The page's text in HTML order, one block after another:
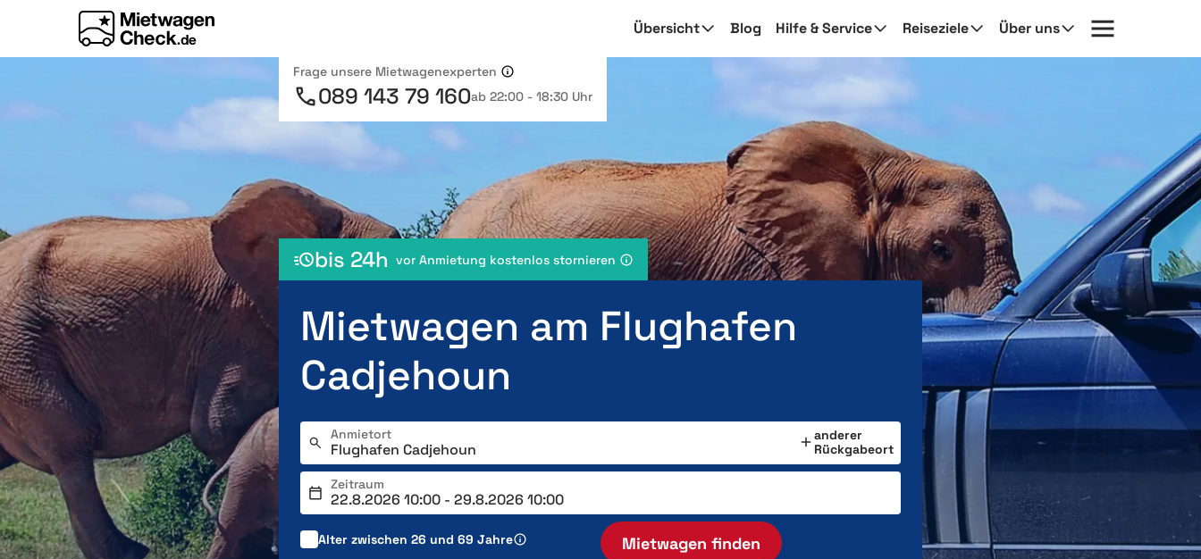
Übersicht Blog Hilfe & Service Reiseziele Über uns
Frage unsere Mietwagenexperten
089 143 79 160ab 22:00 - 18:30 Uhr
bis 24h vor Anmietung kostenlos stornieren
Mietwagen am Flughafen
Cadjehoun
Anmietort
anderer
Rückgabeort
Zeitraum
Alter zwischen 26 und 69 Jahre Mietwagen finden